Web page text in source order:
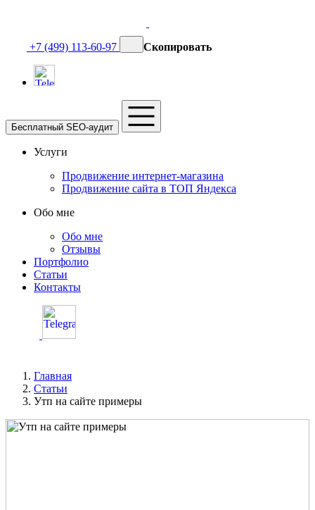
+7 (499) 113-60-97 Скопировать
Бесплатный SEO-аудит
Услуги
Продвижение интернет-магазина
Продвижение сайта в ТОП Яндекса
Обо мне
Обо мне
Отзывы
Портфолио
Статьи
Контакты
Главная
Статьи
Утп на сайте примеры